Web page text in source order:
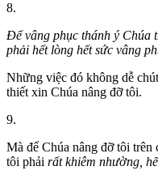
8.
Để vâng phục thánh ý Chúa
phải hết lòng hết sức vâng
Những việc đó không dễ
thiết xin Chúa nâng đỡ tôi.
9.
Mà để Chúa nâng đỡ tôi
tôi phải rất khiêm nhường,